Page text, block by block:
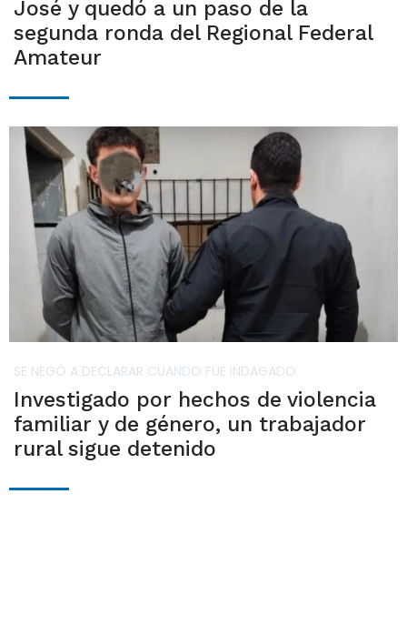
José y quedó a un paso de la
segunda ronda del Regional Federal
Amateur
SE NEGÓ A DECLARAR CUANDO FUE INDAGADO
Investigado por hechos de violencia
familiar y de género, un trabajador
rural sigue detenido